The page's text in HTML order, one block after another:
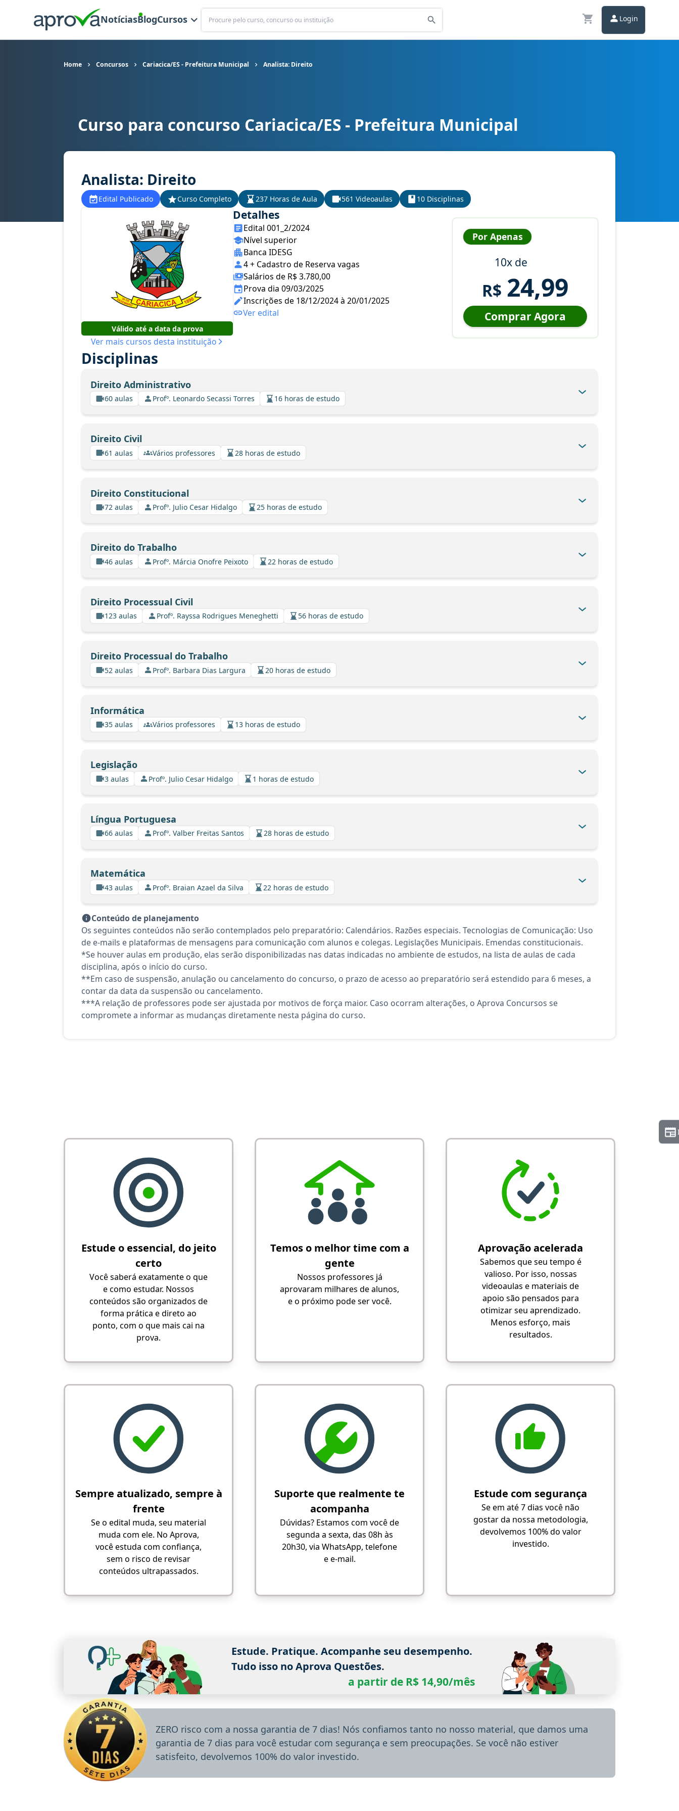
NotíciasBlogCursos
Buscar
Login
Home Concursos Cariacica/ES - Prefeitura Municipal Analista: Direito
Curso para concurso Cariacica/ES - Prefeitura Municipal cargo Analista: Direito
Curso para concurso Cariacica/ES - Prefeitura Municipal
Analista: Direito
Edital Publicado Curso Completo 237 Horas de Aula 561 Videoaulas 10 Disciplinas
Válido até a data da prova
Ver mais cursos desta instituição
Detalhes
Edital 001_2/2024
Nível superior
Banca IDESG
4 + Cadastro de Reserva vagas
Salários de R$ 3.780,00
Prova dia 09/03/2025
Inscrições de 18/12/2024 à 20/01/2025
Ver edital
Por Apenas
10x de
R$ 24,99
Comprar Agora
Disciplinas
Direito Administrativo
60 aulas Profº. Leonardo Secassi Torres 16 horas de estudo
Direito Civil
61 aulas Vários professores 28 horas de estudo
Direito Constitucional
72 aulas Profº. Julio Cesar Hidalgo 25 horas de estudo
Direito do Trabalho
46 aulas Profº. Márcia Onofre Peixoto 22 horas de estudo
Direito Processual Civil
123 aulas Profº. Rayssa Rodrigues Meneghetti 56 horas de estudo
Direito Processual do Trabalho
52 aulas Profº. Barbara Dias Largura 20 horas de estudo
Informática
35 aulas Vários professores 13 horas de estudo
Legislação
3 aulas Profº. Julio Cesar Hidalgo 1 horas de estudo
Língua Portuguesa
66 aulas Profº. Valber Freitas Santos 28 horas de estudo
Matemática
43 aulas Profº. Braian Azael da Silva 22 horas de estudo
Conteúdo de planejamento
Os seguintes conteúdos não serão contemplados pelo preparatório: Calendários. Razões especiais. Tecnologias de Comunicação: Uso
de e-mails e plataformas de mensagens para comunicação com alunos e colegas. Legislações Municipais. Emendas constitucionais.
*Se houver aulas em produção, elas serão disponibilizadas nas datas indicadas no ambiente de estudos, na lista de aulas de cada
disciplina, após o início do curso.
**Em caso de suspensão, anulação ou cancelamento do concurso, o prazo de acesso ao preparatório será estendido para 6 meses, a
contar da data da suspensão ou cancelamento.
***A relação de professores pode ser ajustada por motivos de força maior. Caso ocorram alterações, o Aprova Concursos se
compromete a informar as mudanças diretamente nesta página do curso.
Estude o essencial, do jeito
certo
Você saberá exatamente o que
e como estudar. Nossos
conteúdos são organizados de
forma prática e direto ao
ponto, com o que mais cai na
prova.
Temos o melhor time com a
gente
Nossos professores já
aprovaram milhares de alunos,
e o próximo pode ser você.
Aprovação acelerada
Sabemos que seu tempo é
valioso. Por isso, nossas
videoaulas e materiais de
apoio são pensados para
otimizar seu aprendizado.
Menos esforço, mais
resultados.
Sempre atualizado, sempre à
frente
Se o edital muda, seu material
muda com ele. No Aprova,
você estuda com confiança,
sem o risco de revisar
conteúdos ultrapassados.
Suporte que realmente te
acompanha
Dúvidas? Estamos com você de
segunda a sexta, das 08h às
20h30, via WhatsApp, telefone
e e-mail.
Estude com segurança
Se em até 7 dias você não
gostar da nossa metodologia,
devolvemos 100% do valor
investido.
Estude. Pratique. Acompanhe seu desempenho.
Tudo isso no Aprova Questões.
a partir de R$ 14,90/mês
ZERO risco com a nossa garantia de 7 dias! Nós confiamos tanto no nosso material, que damos uma
garantia de 7 dias para você estudar com segurança e sem preocupações. Se você não estiver
satisfeito, devolvemos 100% do valor investido.